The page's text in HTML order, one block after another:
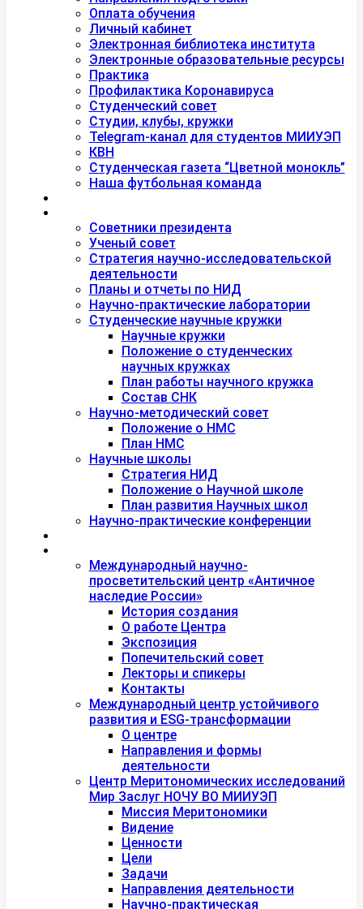
Оплата обучения
Личный кабинет
Электронная библиотека института
Электронные образовательные ресурсы
Практика
Профилактика Коронавируса
Студенческий совет
Студии, клубы, кружки
Telegram-канал для студентов МИИУЭП
КВН
Студенческая газета “Цветной монокль”
Наша футбольная команда
Советники президента
Ученый совет
Стратегия научно-исследовательской
деятельности
Планы и отчеты по НИД
Научно-практические лаборатории
Студенческие научные кружки
Научные кружки
Положение о студенческих
научных кружках
План работы научного кружка
Состав СНК
Научно-методический совет
Положение о НМС
План НМС
Научные школы
Стратегия НИД
Положение о Научной школе
План развития Научных школ
Научно-практические конференции
Международный научно-
просветительский центр «Античное
наследие России»
История создания
О работе Центра
Экспозиция
Попечительский совет
Лекторы и спикеры
Контакты
Международный центр устойчивого
развития и ESG-трансформации
О центре
Направления и формы
деятельности
Центр Меритономических исследований
Мир Заслуг НОЧУ ВО МИИУЭП
Миссия Меритономики
Видение
Ценности
Цели
Задачи
Направления деятельности
Научно-практическая